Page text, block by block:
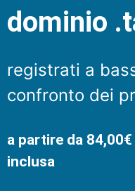
dominio
registrati a
confronto dei
a partire da
inclusa